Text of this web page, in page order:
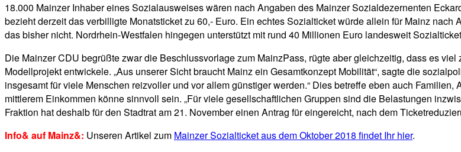
18.000 Mainzer Inhaber eines Sozialausweises wären nach Angaben des Mainzer Sozialdezernenten
bezieht derzeit das verbilligte Monatsticket zu 60,- Euro. Ein echtes Sozialticket würde allein für Mainz
das bisher nicht. Nordrhein-Westfalen hingegen unterstützt mit rund 40 Millionen Euro landesweit
Die Mainzer CDU begrüßte zwar die Beschlussvorlage zum MainzPass, rügte aber gleichzeitig, dass es
Modellprojekt entwickele. „Aus unserer Sicht braucht Mainz ein Gesamtkonzept Mobilität“, sagte die
insgesamt für viele Menschen reizvoller und vor allem günstiger werden.“ Dies betreffe eben auch
mittlerem Einkommen könne sinnvoll sein. „Für viele gesellschaftlichen Gruppen sind die Belastungen
Fraktion hat deshalb für den Stadtrat am 21. November einen Antrag für eingereicht, nach dem
Info& auf Mainz&: Unseren Artikel zum Mainzer Sozialticket aus dem Oktober 2018 findet Ihr hier.